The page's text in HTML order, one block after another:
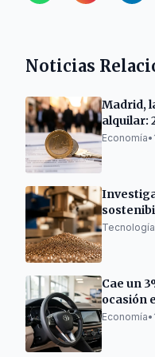
Noticias
Madrid,
alquilar:
Economía•
metálica
Tecnología
Cae un
ocasión
Economía•